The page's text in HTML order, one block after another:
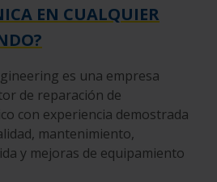
EN CUALQUIER
es una empresa
de reparación de
con experiencia demostrada
mantenimiento,
y mejoras de equipamiento